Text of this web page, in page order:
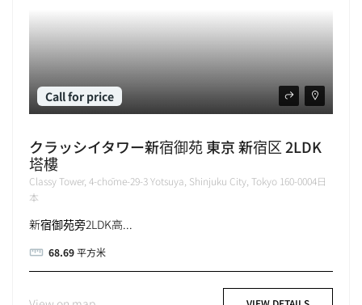
Call for price
クラッシイタワー新宿御苑 東京 新宿区 2LDK
塔樓
Classy Tower, 4-chōme-29-3 Yotsuya, Shinjuku City, Tokyo 160-0004日
本
新宿御苑旁2LDK高...
68.69平方米